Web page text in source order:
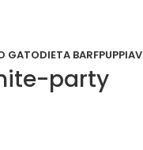
GATODIETA BARFPUPPIA
party